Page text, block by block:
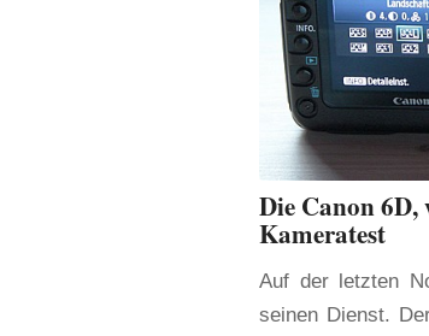
Die Canon 6D,
Kameratest
Auf der letzten
seinen Dienst.